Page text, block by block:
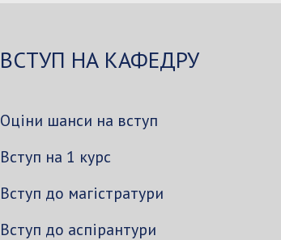
ВСТУП НА КАФЕДРУ
Оціни шанси на вступ
Вступ на 1 курс
Вступ до магістратури
Вступ до аспірантури